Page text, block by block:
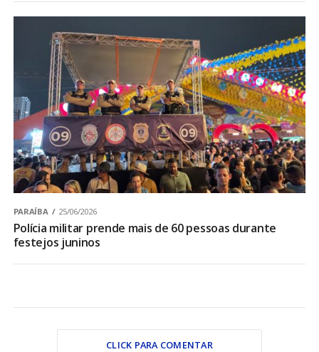
PARAÍBA 25/06/2026
Polícia militar prende mais de 60 pessoas durante
festejos juninos
CLICK PARA COMENTAR